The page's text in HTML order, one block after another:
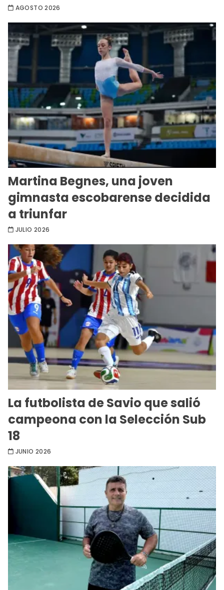
AGOSTO 2026
Martina Begnes, una joven
gimnasta escobarense decidida
a triunfar
JULIO 2026
La futbolista de Savio que salió
campeona con la Selección Sub
18
JUNIO 2026